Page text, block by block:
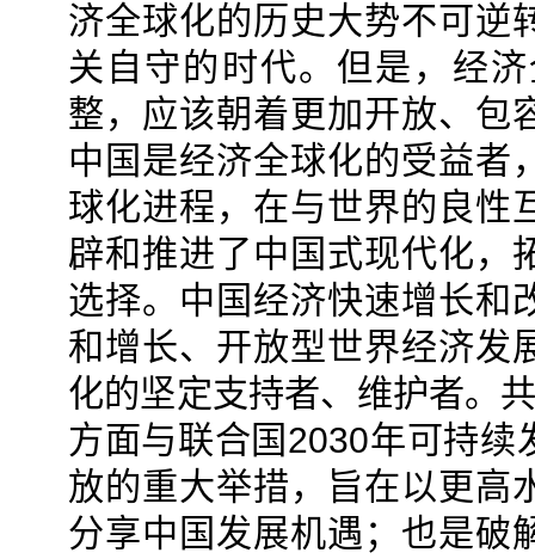
济全球化的历史大势不可逆
关自守的时代。但是，经
整，应该朝着更加开放、包
中国是经济全球化的受益者
球化进程，在与世界的良性
辟和推进了中国式现代化，
选择。中国经济快速增长和
和增长、开放型世界经济发
化的坚定支持者、维护者。
方面与联合国2030年可持
放的重大举措，旨在以更高
分享中国发展机遇；也是破